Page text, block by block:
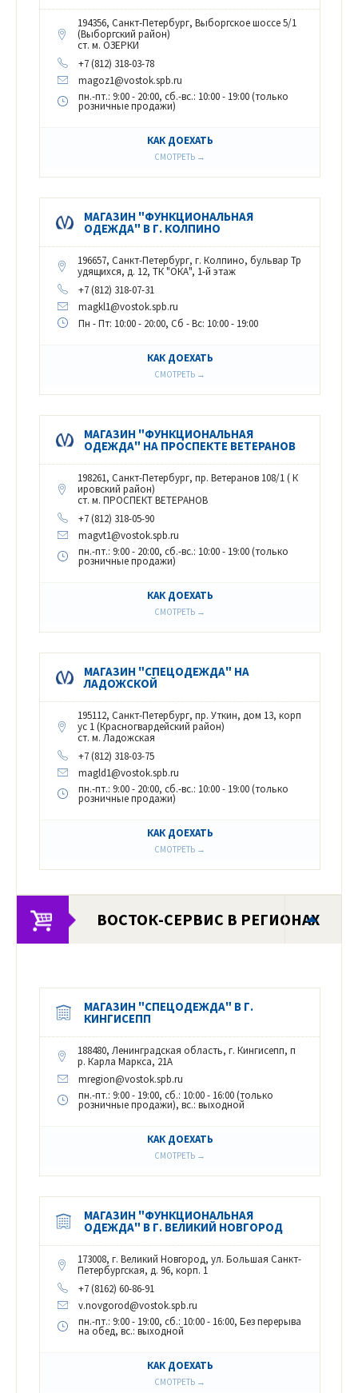
194356, Санкт-Петербург, Выборгское шоссе 5/1
(Выборгский район)
ст. м. ОЗЕРКИ
+7 (812) 318-03-78
magoz1@vostok.spb.ru
пн.-пт.: 9:00 - 20:00, сб.-вс.: 10:00 - 19:00 (только
розничные продажи)
КАК ДОЕХАТЬ
СМОТРЕТЬ →
МАГАЗИН "ФУНКЦИОНАЛЬНАЯ
ОДЕЖДА" В Г. КОЛПИНО
196657, Санкт-Петербург, г. Колпино, бульвар Тр
удящихся, д. 12, ТК "ОКА", 1-й этаж
+7 (812) 318-07-31
magkl1@vostok.spb.ru
Пн - Пт: 10:00 - 20:00, Сб - Вс: 10:00 - 19:00
КАК ДОЕХАТЬ
СМОТРЕТЬ →
МАГАЗИН "ФУНКЦИОНАЛЬНАЯ
ОДЕЖДА" НА ПРОСПЕКТЕ ВЕТЕРАНОВ
198261, Санкт-Петербург, пр. Ветеранов 108/1 ( К
ировский район)
ст. м. ПРОСПЕКТ ВЕТЕРАНОВ
+7 (812) 318-05-90
magvt1@vostok.spb.ru
пн.-пт.: 9:00 - 20:00, сб.-вс.: 10:00 - 19:00 (только
розничные продажи)
КАК ДОЕХАТЬ
СМОТРЕТЬ →
МАГАЗИН "СПЕЦОДЕЖДА" НА
ЛАДОЖСКОЙ
195112, Санкт-Петербург, пр. Уткин, дом 13, корп
ус 1 (Красногвардейский район)
ст. м. Ладожская
+7 (812) 318-03-75
magld1@vostok.spb.ru
пн.-пт.: 9:00 - 20:00, сб.-вс.: 10:00 - 19:00 (только
розничные продажи)
КАК ДОЕХАТЬ
СМОТРЕТЬ →
ВОСТОК-СЕРВИС В РЕГИОНАХ
МАГАЗИН "СПЕЦОДЕЖДА" В Г.
КИНГИСЕПП
188480, Ленинградская область, г. Кингисепп, п
р. Карла Маркса, 21А
mregion@vostok.spb.ru
пн.-пт.: 9:00 - 19:00, сб.: 10:00 - 16:00 (только
розничные продажи), вс.: выходной
КАК ДОЕХАТЬ
СМОТРЕТЬ →
МАГАЗИН "ФУНКЦИОНАЛЬНАЯ
ОДЕЖДА" В Г. ВЕЛИКИЙ НОВГОРОД
173008, г. Великий Новгород, ул. Большая Санкт-
Петербургская, д. 96, корп. 1
+7 (8162) 60-86-91
v.novgorod@vostok.spb.ru
пн.-пт.: 9:00 - 19:00, сб.: 10:00 - 16:00, Без перерыва
на обед, вс.: выходной
КАК ДОЕХАТЬ
СМОТРЕТЬ →